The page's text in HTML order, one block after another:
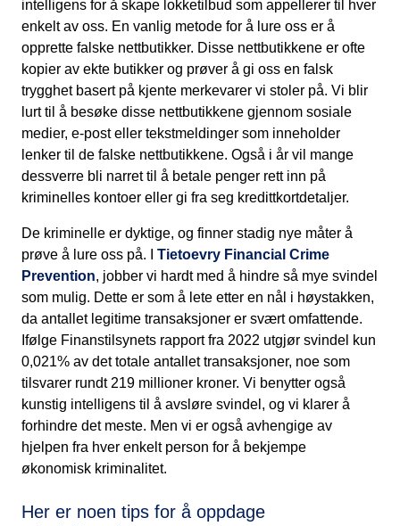
intelligens for å skape lokketilbud som appellerer til hver
enkelt av oss. En vanlig metode for å lure oss er å
opprette falske nettbutikker. Disse nettbutikkene er ofte
kopier av ekte butikker og prøver å gi oss en falsk
trygghet basert på kjente merkevarer vi stoler på. Vi blir
lurt til å besøke disse nettbutikkene gjennom sosiale
medier, e-post eller tekstmeldinger som inneholder
lenker til de falske nettbutikkene. Også i år vil mange
dessverre bli narret til å betale penger rett inn på
kriminelles kontoer eller gi fra seg kredittkortdetaljer.
De kriminelle er dyktige, og finner stadig nye måter å
prøve å lure oss på. I Tietoevry Financial Crime
Prevention, jobber vi hardt med å hindre så mye svindel
som mulig. Dette er som å lete etter en nål i høystakken,
da antallet legitime transaksjoner er svært omfattende.
Ifølge Finanstilsynets rapport fra 2022 utgjør svindel kun
0,021% av det totale antallet transaksjoner, noe som
tilsvarer rundt 219 millioner kroner. Vi benytter også
kunstig intelligens til å avsløre svindel, og vi klarer å
forhindre det meste. Men vi er også avhengige av
hjelpen fra hver enkelt person for å bekjempe
økonomisk kriminalitet.
Her er noen tips for å oppdage